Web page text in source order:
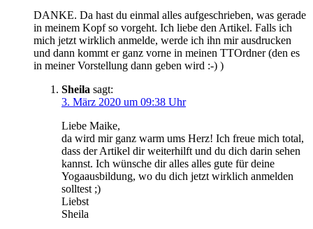
DANKE. Da hast du einmal alles aufgeschrieben, was gerade
in meinem Kopf so vorgeht. Ich liebe den Artikel. Falls ich
mich jetzt wirklich anmelde, werde ich ihn mir ausdrucken
und dann kommt er ganz vorne in meinen TTOrdner (den es
in meiner Vorstellung dann geben wird :-) )
Sheila sagt:
3. März 2020 um 09:38 Uhr
Liebe Maike,
da wird mir ganz warm ums Herz! Ich freue mich total,
dass der Artikel dir weiterhilft und du dich darin sehen
kannst. Ich wünsche dir alles alles gute für deine
Yogaausbildung, wo du dich jetzt wirklich anmelden
solltest ;)
Liebst
Sheila